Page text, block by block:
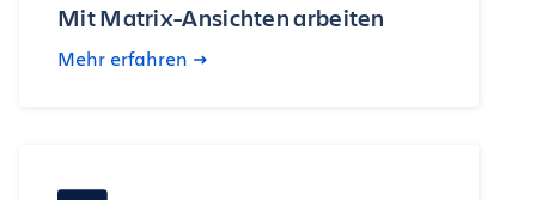
Mit Matrix-Ansichten arbeiten
Mehr erfahren